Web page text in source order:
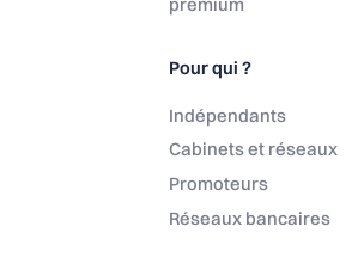
Pour qui ?
Indépendants
Cabinets et réseaux
Promoteurs
Réseaux bancaires